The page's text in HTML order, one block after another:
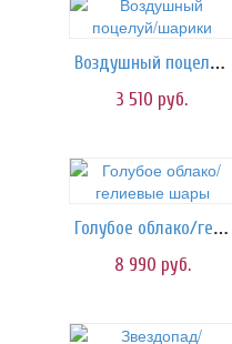
Воздушный поцелуй/шарики
3 510 руб.
Голубое облако/гелиевые шары
8 990 руб.